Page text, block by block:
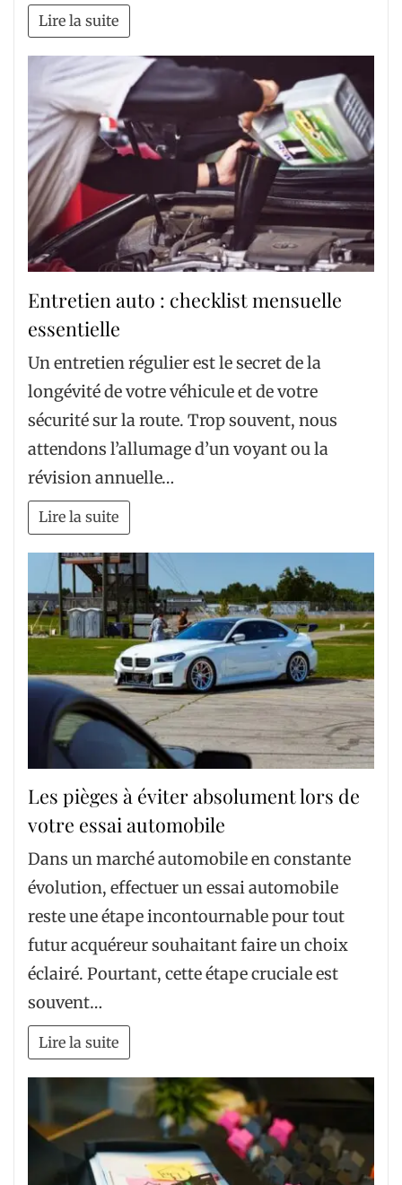
Lire la suite
Entretien auto : checklist mensuelle
essentielle
Un entretien régulier est le secret de la
longévité de votre véhicule et de votre
sécurité sur la route. Trop souvent, nous
attendons l’allumage d’un voyant ou la
révision annuelle…
Lire la suite
Les pièges à éviter absolument lors de
votre essai automobile
Dans un marché automobile en constante
évolution, effectuer un essai automobile
reste une étape incontournable pour tout
futur acquéreur souhaitant faire un choix
éclairé. Pourtant, cette étape cruciale est
souvent…
Lire la suite